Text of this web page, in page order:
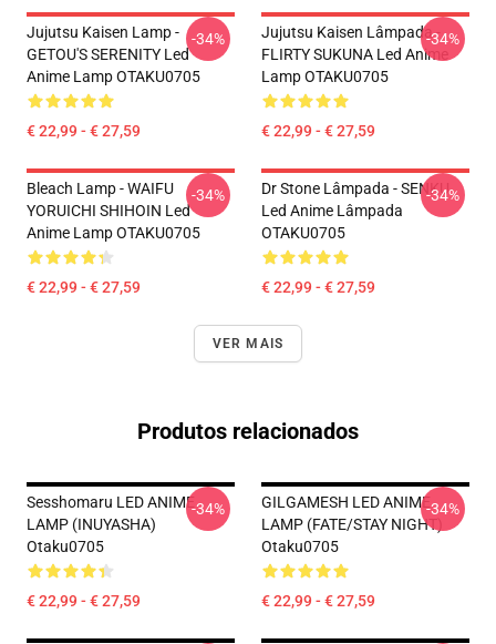
Jujutsu Kaisen Lamp -
GETOU'S SERENITY Led
Anime Lamp OTAKU0705
€ 22,99 - € 27,59
-34%
Jujutsu Kaisen Lâmpada -
FLIRTY SUKUNA Led Anime
Lamp OTAKU0705
€ 22,99 - € 27,59
-34%
Bleach Lamp - WAIFU
YORUICHI SHIHOIN Led
Anime Lamp OTAKU0705
€ 22,99 - € 27,59
-34%
Dr Stone Lâmpada - SENKU
Led Anime Lâmpada
OTAKU0705
€ 22,99 - € 27,59
-34%
VER MAIS
Produtos relacionados
Sesshomaru LED ANIME
LAMP (INUYASHA)
Otaku0705
€ 22,99 - € 27,59
-34%
GILGAMESH LED ANIME
LAMP (FATE/STAY NIGHT)
Otaku0705
€ 22,99 - € 27,59
-34%